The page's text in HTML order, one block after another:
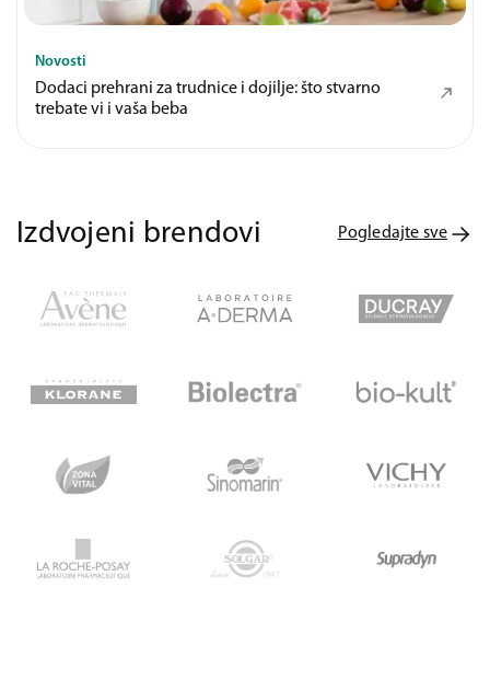
Novosti
Dodaci prehrani za trudnice i dojilje: što stvarno
trebate vi i vaša beba
Izdvojeni brendovi Pogledajte sve